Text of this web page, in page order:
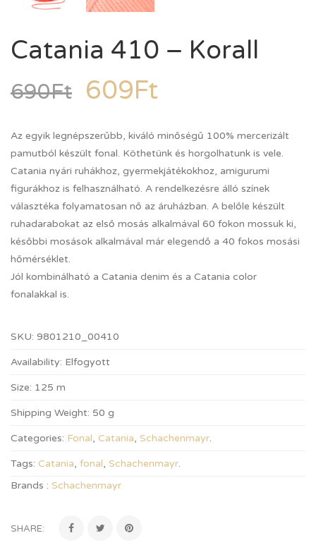
Catania 410 – Korall
690Ft 609Ft
Az egyik legnépszerűbb, kiváló minőségű 100% mercerizált
pamutból készült fonal. Köthetünk és horgolhatunk is vele.
Catania nyári ruhákhoz, gyermekjátékokhoz, amigurumi
figurákhoz is felhasználható. A rendelkezésre álló színek
választéka folyamatosan nő az áruházban. A belőle készült
ruhadarabokat az első mosás alkalmával 60 fokon mossuk ki,
későbbi mosások alkalmával már elegendő a 40 fokos mosási
hőmérséklet.
Jól kombinálható a Catania denim és a Catania color
fonalakkal is.
SKU: 9801210_00410
Availability: Elfogyott
Size: 125 m
Shipping Weight: 50 g
Categories: Fonal, Catania, Schachenmayr.
Tags: Catania, fonal, Schachenmayr.
Brands : Schachenmayr
SHARE: